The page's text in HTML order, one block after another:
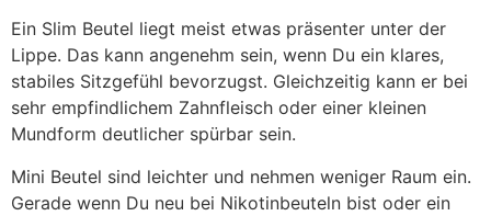
Ein Slim Beutel liegt meist etwas präsenter unter der
Lippe. Das kann angenehm sein, wenn Du ein klares,
stabiles Sitzgefühl bevorzugst. Gleichzeitig kann er bei
sehr empfindlichem Zahnfleisch oder einer kleinen
Mundform deutlicher spürbar sein.
Mini Beutel sind leichter und nehmen weniger Raum ein.
Gerade wenn Du neu bei Nikotinbeuteln bist oder ein